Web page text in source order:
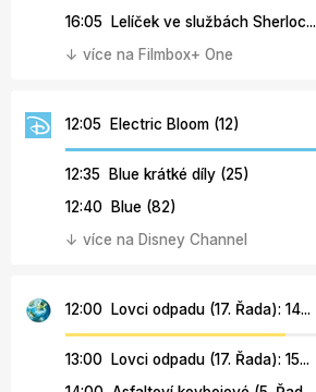
16:05 Lelíček ve službách Sherloc...
↓ více na Filmbox+ One
12:05 Electric Bloom (12)
12:35 Blue krátké díly (25)
12:40 Blue (82)
↓ více na Disney Channel
12:00 Lovci odpadu (17. Řada): 14...
13:00 Lovci odpadu (17. Řada): 15...